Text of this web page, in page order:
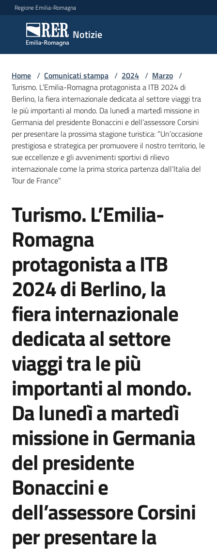
Vai al contenuto
Vai alla navigazione
Vai al footer
Regione Emilia-Romagna
Notizie
Notizie
Comunicati
stampa
Menu selezionato
Cerca
un
comunicato
Risorse
Agenzia
di
informazione
e
comunicazione
Seguici
Home / Comunicati stampa / 2024 / Marzo /
Turismo. L’Emilia-Romagna protagonista a ITB 2024 di
Berlino, la fiera internazionale dedicata al settore viaggi tra
le più importanti al mondo. Da lunedì a martedì missione in
Germania del presidente Bonaccini e dell’assessore Corsini
per presentare la prossima stagione turistica: “Un’occasione
prestigiosa e strategica per promuovere il nostro territorio, le
sue eccellenze e gli avvenimenti sportivi di rilievo
internazionale come la prima storica partenza dall’Italia del
Tour de France”
Salta al contenuto
Turismo. L’Emilia-
Romagna
protagonista a ITB
2024 di Berlino, la
fiera internazionale
dedicata al settore
viaggi tra le più
importanti al mondo.
Da lunedì a martedì
missione in Germania
del presidente
Bonaccini e
dell’assessore Corsini
per presentare la